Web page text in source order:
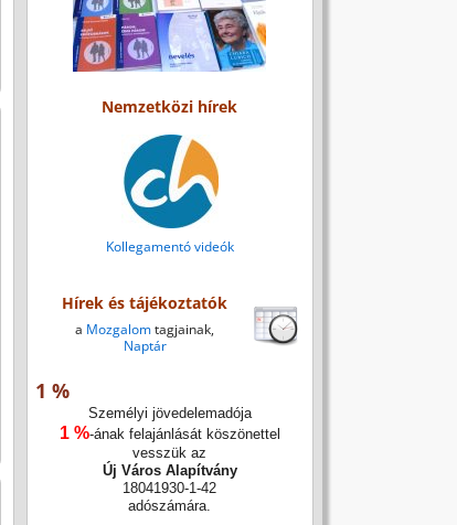
Nemzetközi hírek
Kollegamentó videók
Hírek és tájékoztatók
a Mozgalomtagjainak,
Naptár
1 %
Személyi jövedelemadója
1 %-ának felajánlását köszönettel
vesszük az
Új Város Alapítvány
18041930-1-42
adószámára.